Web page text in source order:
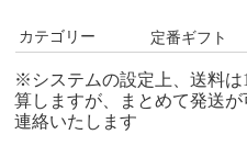
カテゴリー 定番ギフト
※システムの設定上、送料は
算しますが、まとめて発送
連絡いたします